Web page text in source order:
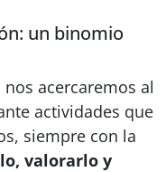
un binomio
nos acercaremos al
actividades que
siempre con la
valorarlo y